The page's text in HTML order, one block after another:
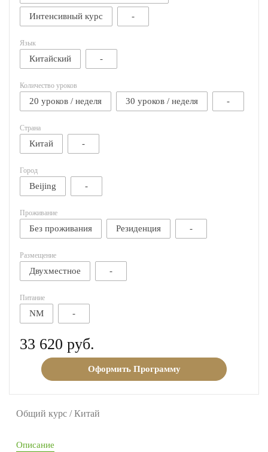
Интенсивный курс -
Язык
Китайский -
Количество уроков
20 уроков / неделя 30 уроков / неделя -
Страна
Китай -
Город
Beijing -
Проживание
Без проживания Резиденция -
Размещение
Двухместное -
Питание
NM -
33 620 руб.
Оформить Программу
Общий курс / Китай
Описание